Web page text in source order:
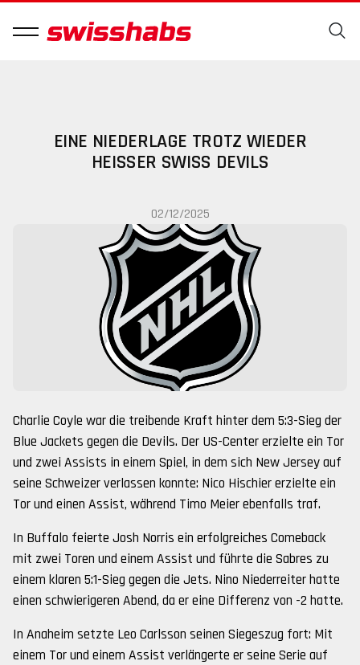
EINE NIEDERLAGE TROTZ WIEDER
HEISSER SWISS DEVILS
02/12/2025
Charlie Coyle war die treibende Kraft hinter dem 5:3-Sieg der
Blue Jackets gegen die Devils. Der US-Center erzielte ein Tor
und zwei Assists in einem Spiel, in dem sich New Jersey auf
seine Schweizer verlassen konnte: Nico Hischier erzielte ein
Tor und einen Assist, während Timo Meier ebenfalls traf.
In Buffalo feierte Josh Norris ein erfolgreiches Comeback
mit zwei Toren und einem Assist und führte die Sabres zu
einem klaren 5:1-Sieg gegen die Jets. Nino Niederreiter hatte
einen schwierigeren Abend, da er eine Differenz von -2 hatte.
In Anaheim setzte Leo Carlsson seinen Siegeszug fort: Mit
einem Tor und einem Assist verlängerte er seine Serie auf